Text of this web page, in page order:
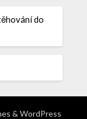
do
& WordPress